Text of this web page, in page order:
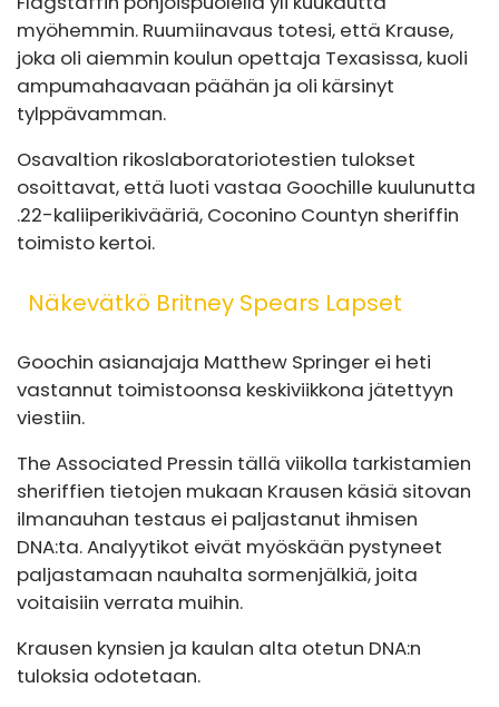
myöhemmin. Ruumiinavaus totesi, että Krause,
joka oli aiemmin koulun opettaja Texasissa, kuoli
ampumahaavaan päähän ja oli kärsinyt
tylppävamman.
Osavaltion rikoslaboratoriotestien tulokset
osoittavat, että luoti vastaa Goochille kuulunutta
.22-kaliiperikivääriä, Coconino Countyn sheriffin
toimisto kertoi.
Näkevätkö Britney Spears Lapset
Goochin asianajaja Matthew Springer ei heti
vastannut toimistoonsa keskiviikkona jätettyyn
viestiin.
The Associated Pressin tällä viikolla tarkistamien
sheriffien tietojen mukaan Krausen käsiä sitovan
ilmanauhan testaus ei paljastanut ihmisen
DNA:ta. Analyytikot eivät myöskään pystyneet
paljastamaan nauhalta sormenjälkiä, joita
voitaisiin verrata muihin.
Krausen kynsien ja kaulan alta otetun DNA:n
tuloksia odotetaan.